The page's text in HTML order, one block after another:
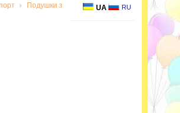
Подушки з
UA RU